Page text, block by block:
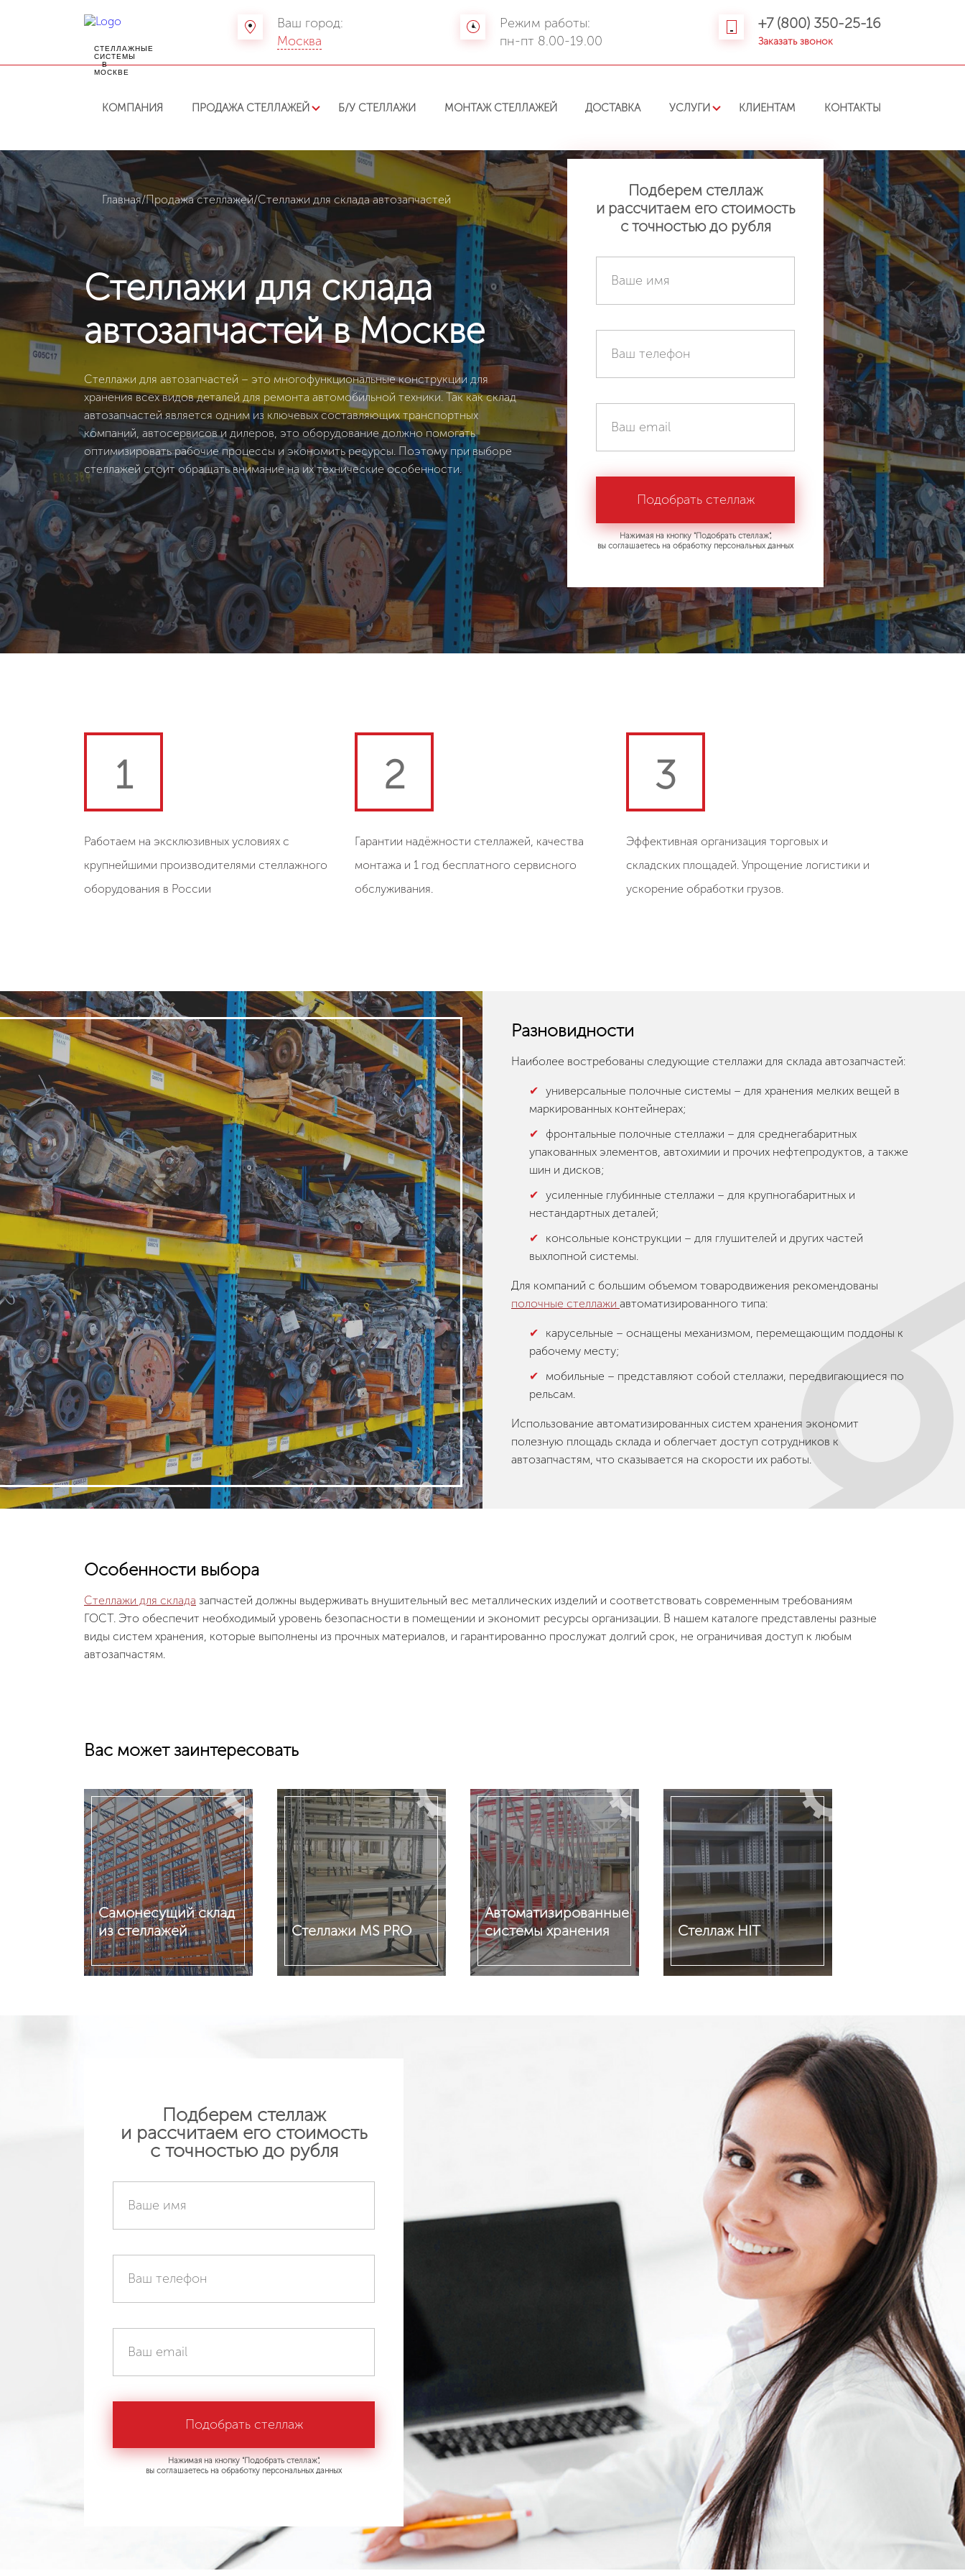
СТЕЛЛАЖНЫЕ
СИСТЕМЫ
В
МОСКВЕ
Ваш город:
Москва
Режим работы:
пн-пт 8.00-19.00
+7 (800) 350-25-16
Заказать звонок
КОМПАНИЯ ПРОДАЖА СТЕЛЛАЖЕЙ Б/У СТЕЛЛАЖИ МОНТАЖ СТЕЛЛАЖЕЙ ДОСТАВКА УСЛУГИ КЛИЕНТАМ КОНТАКТЫ
Главная/Продажа стеллажей/Стеллажи для склада автозапчастей
Стеллажи для склада
автозапчастей в Москве
Стеллажи для автозапчастей – это многофункциональные конструкции для
хранения всех видов деталей для ремонта автомобильной техники. Так как склад
автозапчастей является одним из ключевых составляющих транспортных
компаний, автосервисов и дилеров, это оборудование должно помогать
оптимизировать рабочие процессы и экономить ресурсы. Поэтому при выборе
стеллажей стоит обращать внимание на их технические особенности.
Подберем стеллаж
и рассчитаем его стоимость
с точностью до рубля
Нажимая на кнопку "Подобрать стеллаж",
вы соглашаетесь на обработку персональных данных
1
Работаем на эксклюзивных условиях с
крупнейшими производителями стеллажного
оборудования в России
2
Гарантии надёжности стеллажей, качества
монтажа и 1 год бесплатного сервисного
обслуживания.
3
Эффективная организация торговых и
складских площадей. Упрощение логистики и
ускорение обработки грузов.
Разновидности
Наиболее востребованы следующие стеллажи для склада автозапчастей:
универсальные полочные системы – для хранения мелких вещей в
маркированных контейнерах;
фронтальные полочные стеллажи – для среднегабаритных
упакованных элементов, автохимии и прочих нефтепродуктов, а также
шин и дисков;
усиленные глубинные стеллажи – для крупногабаритных и
нестандартных деталей;
консольные конструкции – для глушителей и других частей
выхлопной системы.
Для компаний с большим объемом товародвижения рекомендованы
полочные стеллажи автоматизированного типа:
карусельные – оснащены механизмом, перемещающим поддоны к
рабочему месту;
мобильные – представляют собой стеллажи, передвигающиеся по
рельсам.
Использование автоматизированных систем хранения экономит
полезную площадь склада и облегчает доступ сотрудников к
автозапчастям, что сказывается на скорости их работы.
Особенности выбора
Стеллажи для склада запчастей должны выдерживать внушительный вес металлических изделий и соответствовать современным требованиям
ГОСТ. Это обеспечит необходимый уровень безопасности в помещении и экономит ресурсы организации. В нашем каталоге представлены разные
виды систем хранения, которые выполнены из прочных материалов, и гарантированно прослужат долгий срок, не ограничивая доступ к любым
автозапчастям.
Вас может заинтересовать
Самонесущий склад
из стеллажей
Стеллажи MS PRO
Автоматизированные
системы хранения
Стеллаж HIT
Подберем стеллаж
и рассчитаем его стоимость
с точностью до рубля
Нажимая на кнопку "Подобрать стеллаж",
вы соглашаетесь на обработку персональных данных